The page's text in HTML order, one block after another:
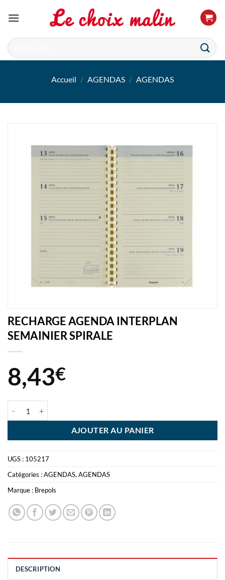
Recherche
pour :
Accueil / AGENDAS / AGENDAS
RECHARGE AGENDA INTERPLAN
SEMAINIER SPIRALE
8,43€
AJOUTER AU PANIER
UGS : 105217
Catégories :AGENDAS, AGENDAS
Marque : Brepols
DESCRIPTION